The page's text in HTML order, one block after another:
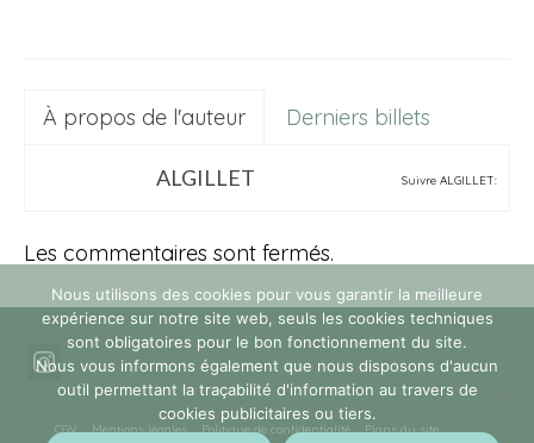
À propos de l'auteur Derniers billets
Suivre ALGILLET:
ALGILLET
Les commentaires sont fermés.
CGV Mentions légales Politique de confidentialité Plans du site
Nous utilisons des cookies pour vous garantir la meilleure
expérience sur notre site web, seuls les cookies techniques
sont obligatoires pour le bon fonctionnement du site.
Nous vous informons également que nous disposons d'aucun
outil permettant la traçabilité d'information au travers de
cookies publicitaires ou tiers.